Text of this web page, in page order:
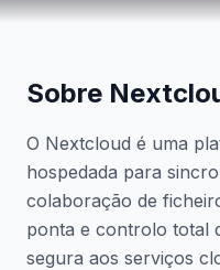
Sobre
O Nextcloud é uma
hospedada para
colaboração de
ponta e controlo total
segura aos serviços